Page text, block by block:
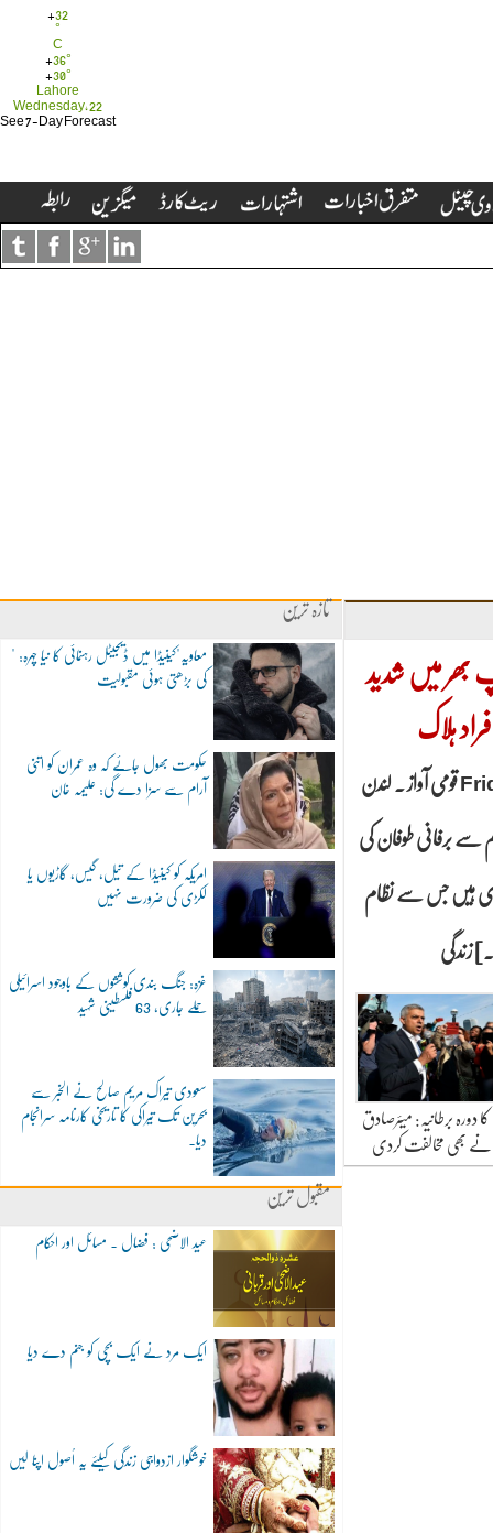
+32
°
C
+36°
+30°
Lahore
Wednesday, 22
See 7-Day Forecast
تازہ ترین
"معاویہ"کینیڈا میں ڈیجیٹل رہنمائی کا نیا چہرہ:
کی بڑھتی ہوئی مقبولیت
حکومت بھول جائے کہ وہ عمران کو اتنی
آرام سے سزا دے گی: علیمہ خان
امریکہ کو کینیڈا کے تیل، گیس، گاڑیوں یا
لکڑی کی ضرورت نہیں
غزہ: جنگ بندی کوششوں کے باوجود اسرائیلی
حملے جاری، 63 فلسطینی شہید
سعودی تیراک مریم صالح نے الخبر سے
بحرین تک تیراکی کا تاریخی کارنامہ سرانجام
دیا۔
مقبول ترین
عید الاضحی : فضال ۔ مسائل اور احکام
ایک مرد نے ایک بچی کو جنم دے دیا
خوشگوار ازدواجی زندگی کیلئے یہ اُصول اپنا لیں
بھر میں شدید
قومی آواز ۔ لندن Friday, March 2, 2018
برفانی طوفان کی
ہیں جس سے نظام
[...]
دورہ برطانیہ: میئرصادق
بھی مخالفت کردی